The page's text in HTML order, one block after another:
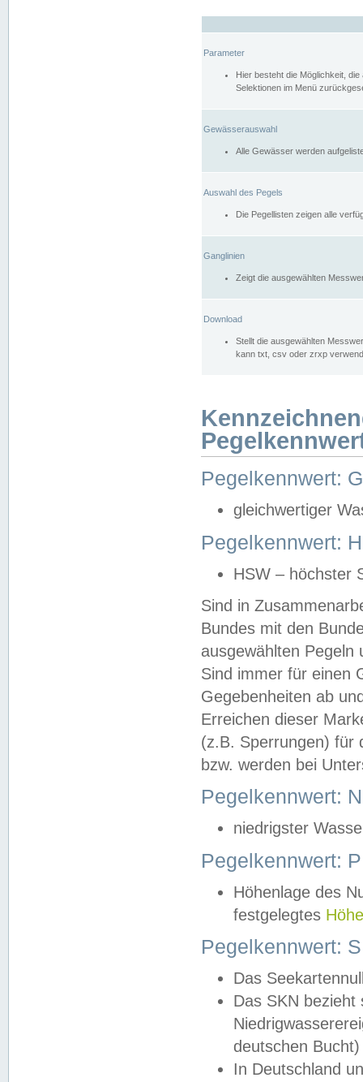
Parameter
Hier besteht die Möglichkeit,
Selektionen im Menü
Gewässerauswahl
Alle Gewässer werden
Auswahl des Pegels
Die Pegellisten zeigen alle
Ganglinien
Zeigt die ausgewählten
Download
Stellt die ausgewählten
kann txt, csv oder zrxp
Pegelkennwert:
gleichwertiger
Pegelkennwert:
HSW – höchster
Sind in
Bundes mit den
ausgewählten
Sind immer für einen
Gegebenheiten ab
Erreichen dieser
(z.B. Sperrungen) für
bzw. werden bei
Pegelkennwert:
niedrigster
Pegelkennwert:
Höhenlage des
festgelegtes
Pegelkennwert:
Das
Das SKN
deutschen
In Deutschland